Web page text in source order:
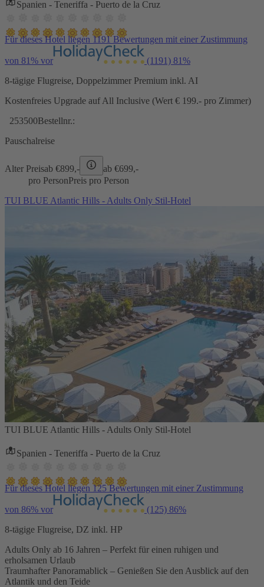
Spanien - Teneriffa - Puerto de la Cruz
Für dieses Hotel liegen 1191 Bewertungen mit einer Zustimmung
von 81% vor (1191) 81%
8-tägige Flugreise, Doppelzimmer Premium inkl. AI
Kostenfreies Upgrade auf All Inclusive (Wert € 199.- pro Zimmer)
253500Bestellnr.:
Pauschalreise
Alter Preisab €899,- ab €699,-
pro PersonPreis pro Person
TUI BLUE Atlantic Hills - Adults Only Stil-Hotel
TUI BLUE Atlantic Hills - Adults Only Stil-Hotel
Spanien - Teneriffa - Puerto de la Cruz
Für dieses Hotel liegen 125 Bewertungen mit einer Zustimmung
von 86% vor (125) 86%
8-tägige Flugreise, DZ inkl. HP
Adults Only ab 16 Jahren – Perfekt für einen ruhigen und
erholsamen Urlaub
Traumhafter Panoramablick – Genießen Sie den Ausblick auf den
Atlantik und den Teide